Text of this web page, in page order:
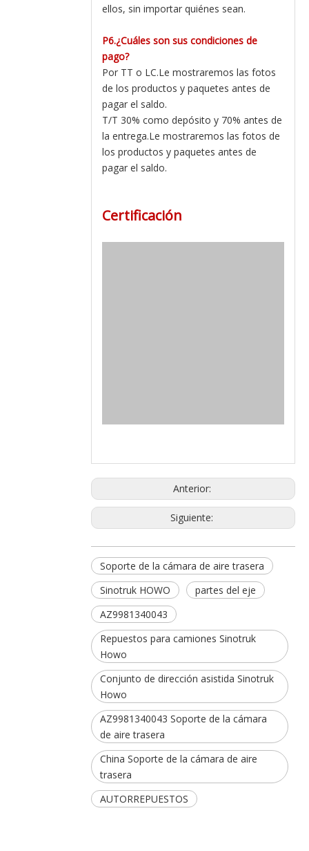
ellos, sin importar quiénes sean.
P6.¿Cuáles son sus condiciones de
pago?
Por TT o LC.Le mostraremos las fotos
de los productos y paquetes antes de
pagar el saldo.
T/T 30% como depósito y 70% antes de
la entrega.Le mostraremos las fotos de
los productos y paquetes antes de
pagar el saldo.
Certificación
Anterior:
Siguiente:
Soporte de la cámara de aire trasera
Sinotruk HOWO
partes del eje
AZ9981340043
Repuestos para camiones Sinotruk
Howo
Conjunto de dirección asistida Sinotruk
Howo
AZ9981340043 Soporte de la cámara
de aire trasera
China Soporte de la cámara de aire
trasera
AUTORREPUESTOS